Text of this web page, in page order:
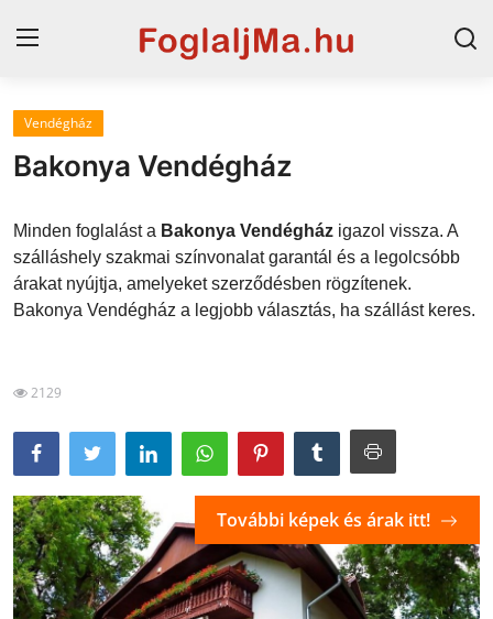
Horvát tengerpart
Magyarország
Horvátország
Szállások a Balatonon
Blog
Vendégház
Bakonya Vendégház
Minden foglalást a Bakonya Vendégház igazol vissza. A
szálláshely szakmai színvonalat garantál és a legolcsóbb
árakat nyújtja, amelyeket szerződésben rögzítenek.
Bakonya Vendégház a legjobb választás, ha szállást keres.
2129
További képek és árak itt!